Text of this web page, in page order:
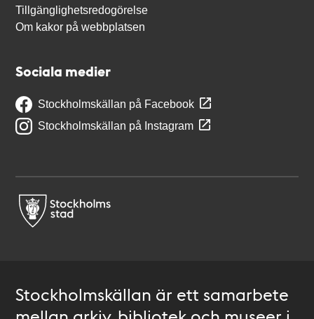
Tillgänglighetsredogörelse
Om kakor på webbplatsen
Sociala medier
Stockholmskällan på Facebook
Stockholmskällan på Instagram
Stockholmskällan är ett samarbete